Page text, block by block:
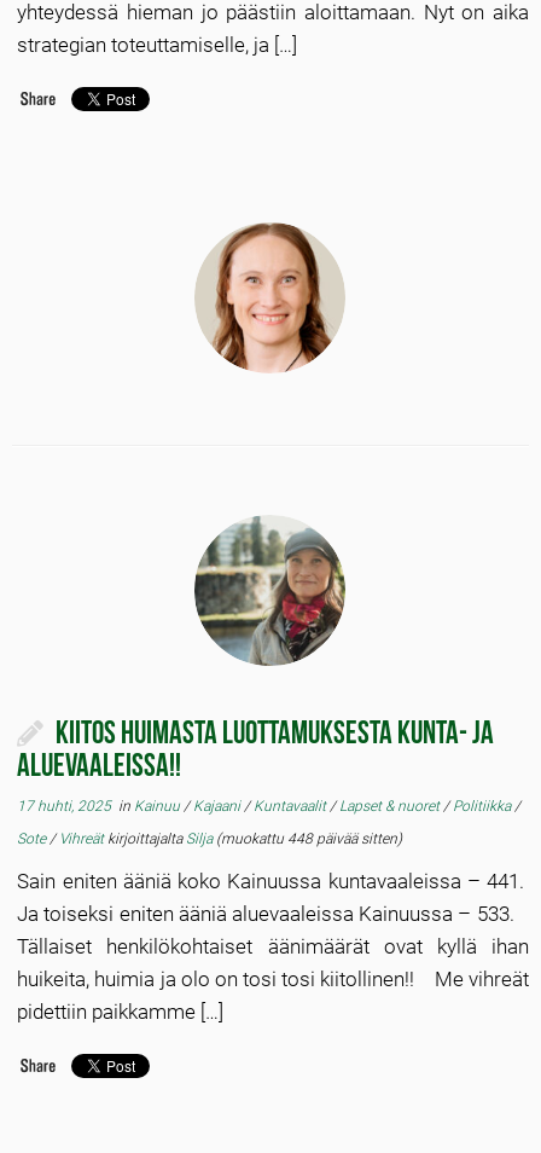
yhteydessä hieman jo päästiin aloittamaan. Nyt on aika
strategian toteuttamiselle, ja […]
Kiitos huimasta luottamuksesta kunta- ja
aluevaaleissa!!
17 huhti, 2025in Kainuu/Kajaani/Kuntavaalit/Lapset & nuoret/Politiikka/
Sote/ Vihreät kirjoittajalta Silja(muokattu 448 päivää sitten)
Sain eniten ääniä koko Kainuussa kuntavaaleissa – 441.
Ja toiseksi eniten ääniä aluevaaleissa Kainuussa – 533.
Tällaiset henkilökohtaiset äänimäärät ovat kyllä ihan
huikeita, huimia ja olo on tosi tosi kiitollinen!! Me vihreät
pidettiin paikkamme […]